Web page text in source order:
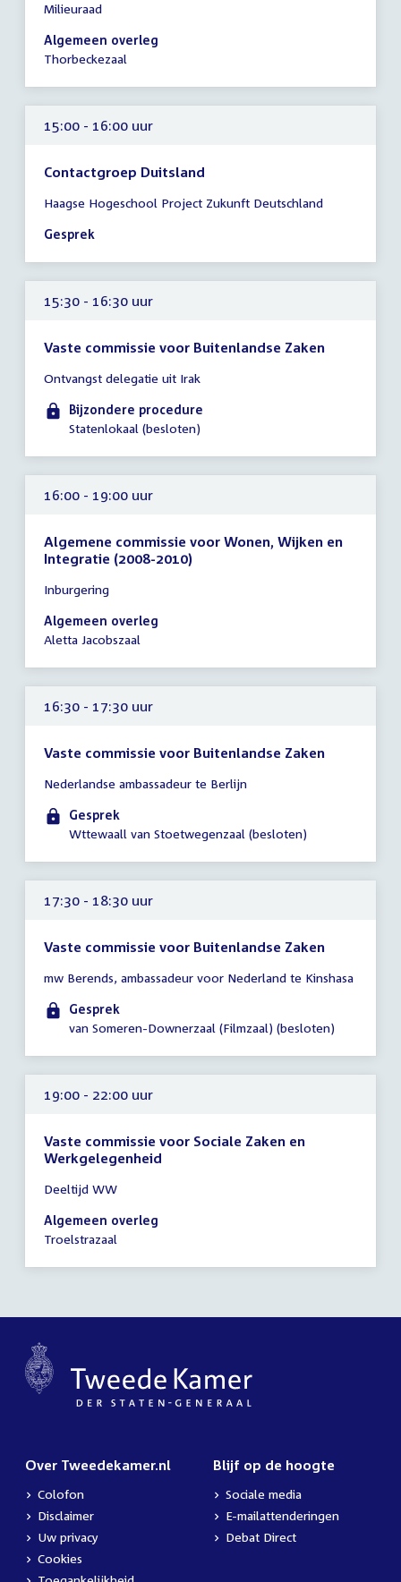
vergadering
15:00
-
uur
Milieuraad
Algemeen overleg
Thorbeckezaal
15:00 - 16:00 uur
Contactgroep Duitsland
vergadering
15:00
16:00
uur
Haagse Hogeschool Project Zukunft Deutschland
Gesprek
15:30 - 16:30 uur
Vaste commissie voor Buitenlandse Zaken
vergadering
15:30
-
uur
Ontvangst delegatie uit Irak
Bijzondere procedure
Statenlokaal (besloten)
16:00 - 19:00 uur
Algemene commissie voor Wonen, Wijken en
Integratie (2008-2010)
vergadering
16:00
-
uur
Inburgering
Algemeen overleg
Aletta Jacobszaal
16:30 - 17:30 uur
Vaste commissie voor Buitenlandse Zaken
vergadering
16:30
-
uur
Nederlandse ambassadeur te Berlijn
Gesprek
Wttewaall van Stoetwegenzaal (besloten)
17:30 - 18:30 uur
Vaste commissie voor Buitenlandse Zaken
vergadering
17:30
-
uur
mw Berends, ambassadeur voor Nederland te Kinshasa
Gesprek
van Someren-Downerzaal (Filmzaal) (besloten)
19:00 - 22:00 uur
Vaste commissie voor Sociale Zaken en
Werkgelegenheid
vergadering
19:00
-
uur
Deeltijd WW
Algemeen overleg
Troelstrazaal
Over Tweedekamer.nl
Colofon
Disclaimer
Uw privacy
Cookies
Blijf op de hoogte
Sociale media
E-mailattenderingen
Debat Direct